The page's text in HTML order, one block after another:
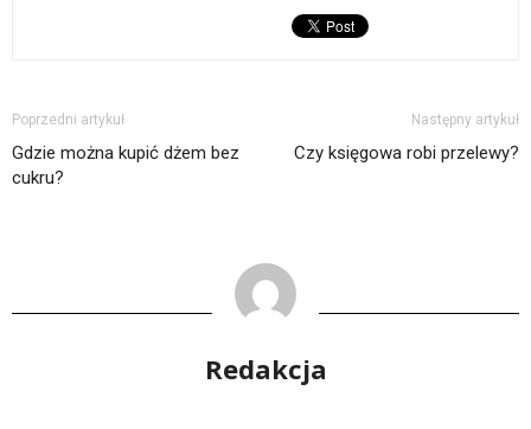
Poprzedni artykuł
Gdzie można kupić dżem bez
cukru?
Następny artykuł
Czy księgowa robi przelewy?
Redakcja